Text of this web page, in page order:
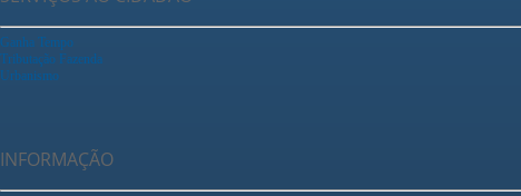
Ganha Tempo
Tributação Fazenda
Urbanismo
INFORMAÇÃO